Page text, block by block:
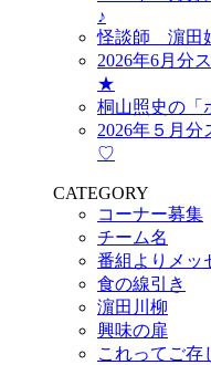
♪
怪談師 濵田
2026年6月分
★
桐山照史の「
2026年５月
♡
CATEGORY
コーナー募集
チーム名
番組よりメッ
食の線引き
濵田川柳
興味の扉
これってご存